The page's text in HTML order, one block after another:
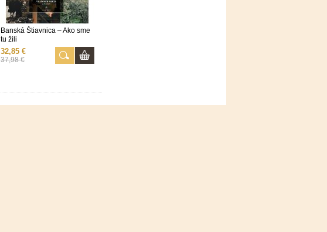
Banská Štiavnica – Ako sme
tu žili
32,85 €
37,98 €